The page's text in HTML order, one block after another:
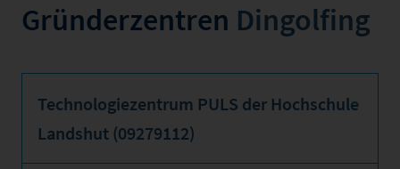
Gründerzentren Dingolfing
Technologiezentrum PULS der Hochschule
Landshut (09279112)